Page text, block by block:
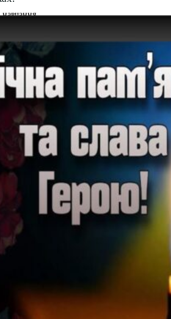
Карантин
Воєнний стан
та працевлаштування
освіти
інформальна освіта
для викладачів
для студентів
центр МФК
центрів
та інформальну освіту